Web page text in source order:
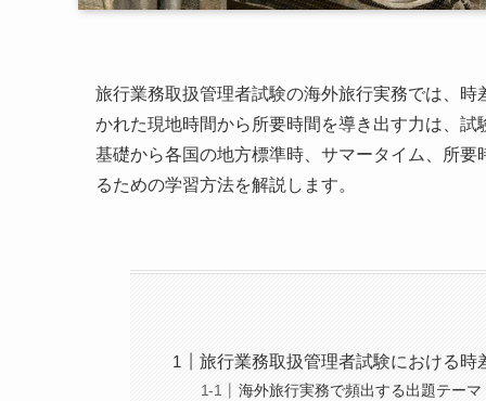
旅行業務取扱管理者試験の海外旅行実務では、
かれた現地時間から所要時間を導き出す力は、
基礎から各国の地方標準時、サマータイム、所
るための学習方法を解説します。
旅行業務取扱管理者試験における時
海外旅行実務で頻出する出題テーマ